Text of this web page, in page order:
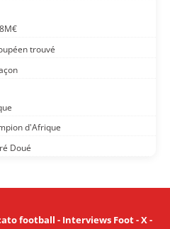
trouvé
d'Afrique
Doué
football - Interviews Foot-X-